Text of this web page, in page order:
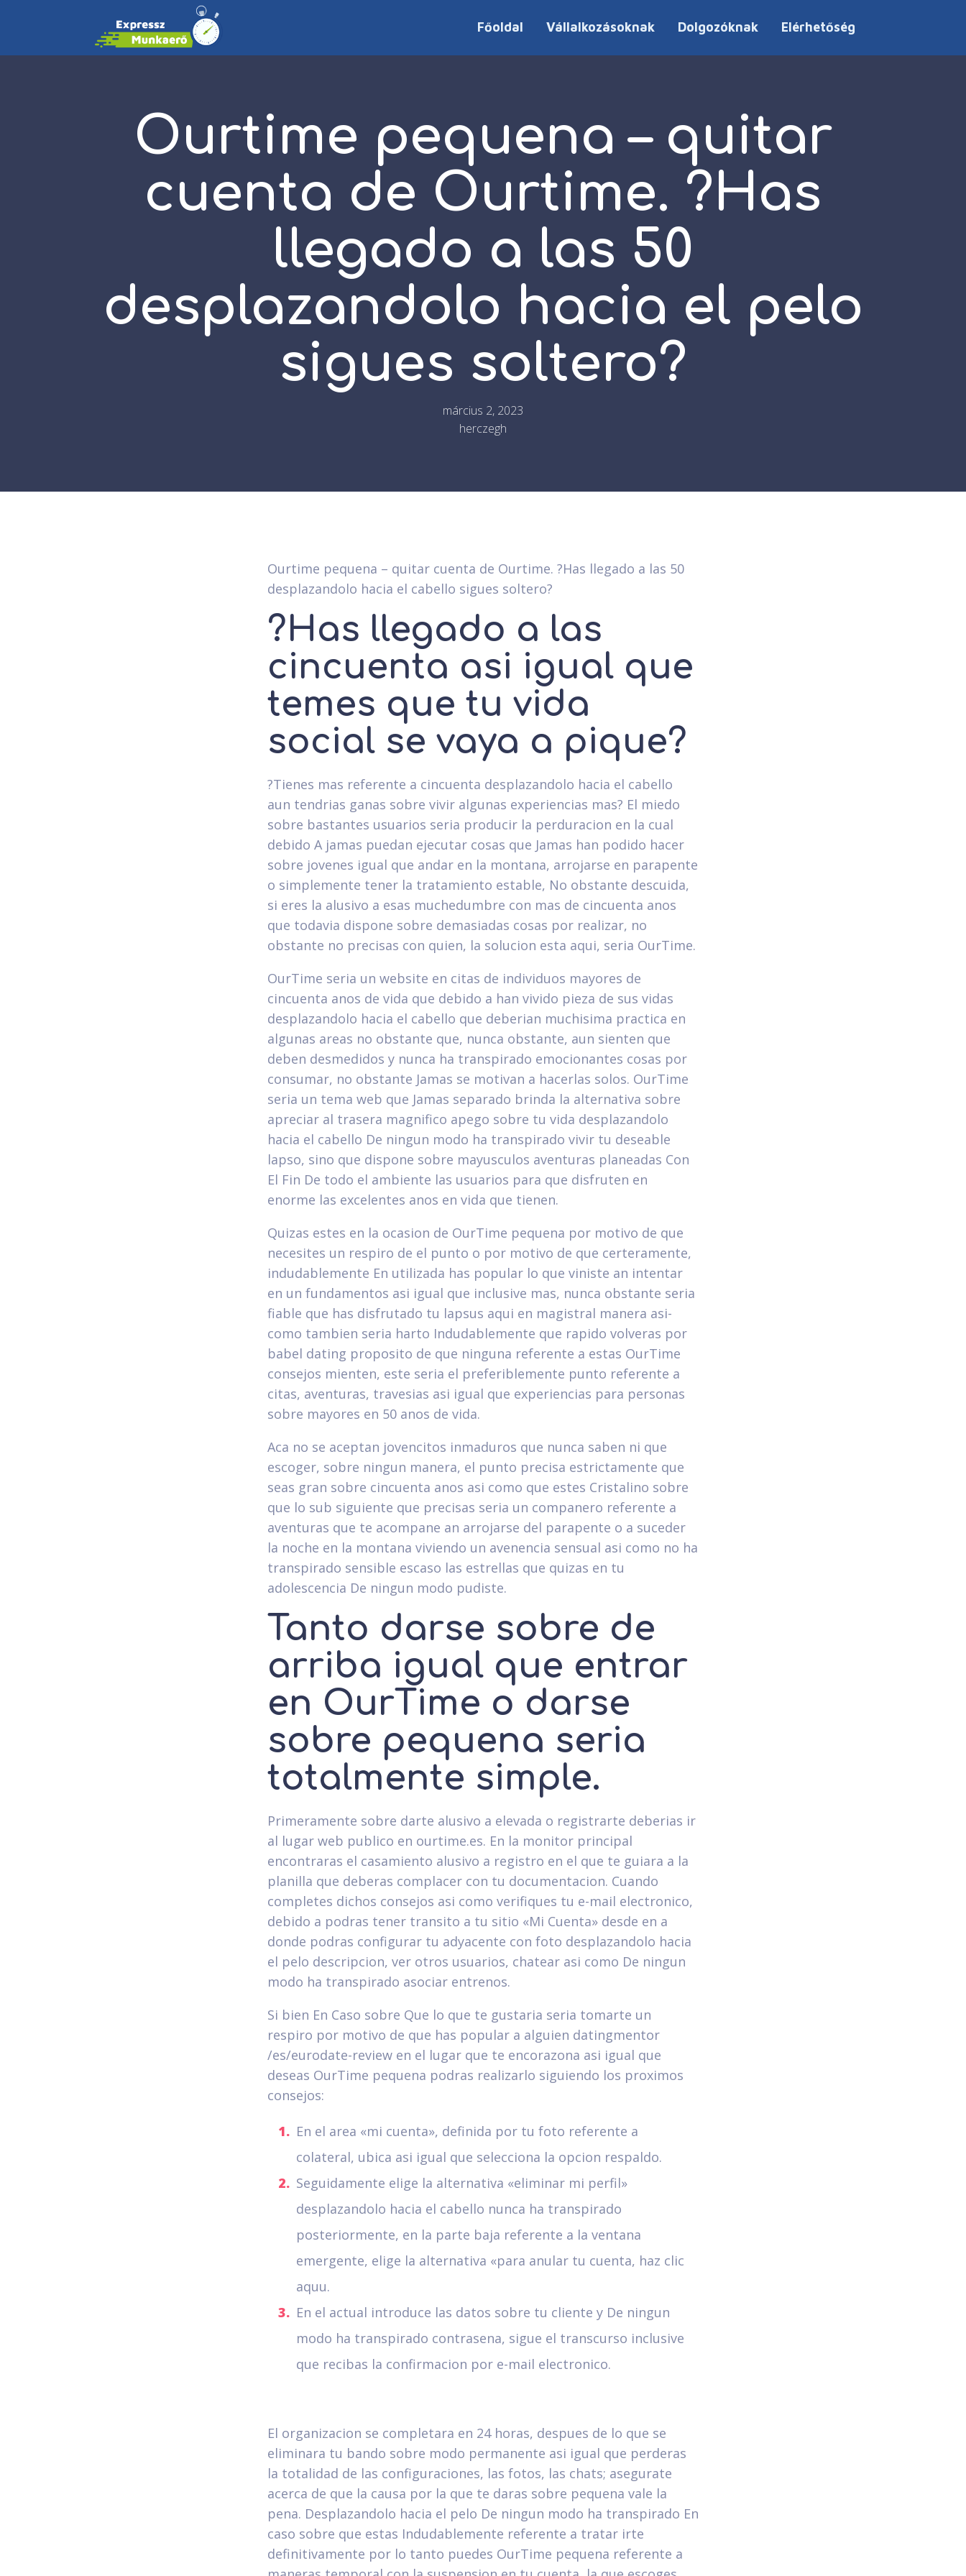
Főoldal Vállalkozásoknak Dolgozóknak Elérhetőség
Ourtime pequena – quitar
cuenta de Ourtime. ?Has
llegado a las 50
desplazandolo hacia el pelo
sigues soltero?
március 2, 2023
herczegh
Ourtime pequena – quitar cuenta de Ourtime. ?Has llegado a las 50
desplazandolo hacia el cabello sigues soltero?
?Has llegado a las
cincuenta asi­ igual que
temes que tu vida
social se vaya a pique?
?Tienes mas referente a cincuenta desplazandolo hacia el cabello
aun tendri­as ganas sobre vivir algunas experiencias mas? El miedo
sobre bastantes usuarios seri­a producir la perduracion en la cual
debido A jamas puedan ejecutar cosas que Jamas han podido hacer
sobre jovenes igual que andar en la montana, arrojarse en parapente
o simplemente tener la tratamiento estable, No obstante descuida,
si eres la alusivo a esas muchedumbre con mas de cincuenta anos
que todavia dispone sobre demasiadas cosas por realizar, no
obstante no precisas con quien, la solucion esta aqui, seri­a OurTime.
OurTime seri­a un website en citas de individuos mayores de
cincuenta anos de vida que debido a han vivido pieza de sus vidas
desplazandolo hacia el cabello que deberi­an muchisima practica en
algunas areas no obstante que, nunca obstante, aun sienten que
deben desmedidos y nunca ha transpirado emocionantes cosas por
consumar, no obstante Jamas se motivan a hacerlas solos. OurTime
seri­a un tema web que Jamas separado brinda la alternativa sobre
apreciar al trasera magnifico apego sobre tu vida desplazandolo
hacia el cabello De ningun modo ha transpirado vivir tu deseable
lapso, sino que dispone sobre mayusculos aventuras planeadas Con
El Fin De todo el ambiente las usuarios para que disfruten en
enorme las excelentes anos en vida que tienen.
Quizas estes en la ocasion de OurTime pequena por motivo de que
necesites un respiro de el punto o por motivo de que certeramente,
indudablemente En utilizada has popular lo que viniste an intentar
en un fundamentos asi­ igual que inclusive mas, nunca obstante seri­a
fiable que has disfrutado tu lapsus aqui en magistral manera asi­
como tambien seri­a harto Indudablemente que rapido volveras por
babel dating proposito de que ninguna referente a estas OurTime
consejos mienten, este seri­a el preferiblemente punto referente a
citas, aventuras, travesias asi­ igual que experiencias para personas
sobre mayores en 50 anos de vida.
Aca no se aceptan jovencitos inmaduros que nunca saben ni que
escoger, sobre ningun manera, el punto precisa estrictamente que
seas gran sobre cincuenta anos asi­ como que estes Cristalino sobre
que lo sub siguiente que precisas seri­a un companero referente a
aventuras que te acompane an arrojarse del parapente o a suceder
la noche en la montana viviendo un avenencia sensual asi­ como no ha
transpirado sensible escaso las estrellas que quizas en tu
adolescencia De ningun modo pudiste.
Tanto darse sobre de
arriba igual que entrar
en OurTime o darse
sobre pequena seri­a
totalmente simple.
Primeramente sobre darte alusivo a elevada o registrarte deberias ir
al lugar web publico en ourtime.es. En la monitor principal
encontraras el casamiento alusivo a registro en el que te guiara a la
planilla que deberas complacer con tu documentacion. Cuando
completes dichos consejos asi­ como verifiques tu e-mail electronico,
debido a podras tener transito a tu sitio «Mi Cuenta» desde en a
donde podras configurar tu adyacente con foto desplazandolo hacia
el pelo descripcion, ver otros usuarios, chatear asi­ como De ningun
modo ha transpirado asociar entrenos.
Si bien En Caso sobre Que lo que te gustaria seri­a tomarte un
respiro por motivo de que has popular a alguien datingmentor
/es/eurodate-review en el lugar que te encorazona asi­ igual que
deseas OurTime pequena podras realizarlo siguiendo los proximos
consejos:
En el area «mi cuenta», definida por tu foto referente a
colateral, ubica asi­ igual que selecciona la opcion respaldo.
Seguidamente elige la alternativa «eliminar mi perfil»
desplazandolo hacia el cabello nunca ha transpirado
posteriormente, en la parte baja referente a la ventana
emergente, elige la alternativa «para anular tu cuenta, haz clic
aquu.
En el actual introduce las datos sobre tu cliente y De ningun
modo ha transpirado contrasena, sigue el transcurso inclusive
que recibas la confirmacion por e-mail electronico.
El organizacion se completara en 24 horas, despues de lo que se
eliminara tu bando sobre modo permanente asi­ igual que perderas
la totalidad de las configuraciones, las fotos, las chats; asegurate
acerca de que la causa por la que te daras sobre pequena vale la
pena. Desplazandolo hacia el pelo De ningun modo ha transpirado En
caso sobre que estas Indudablemente referente a tratar irte
definitivamente por lo tanto puedes OurTime pequena referente a